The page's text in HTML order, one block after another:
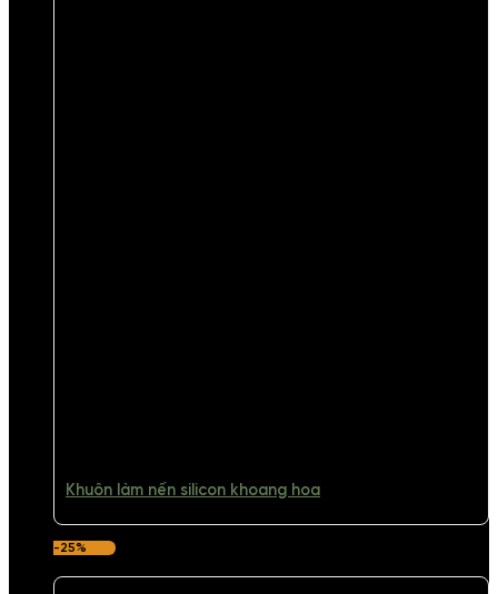
Khuôn làm nến silicon khoang hoa
-25%